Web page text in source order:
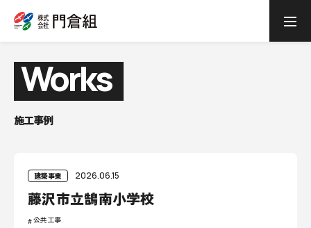
Works
施工事例
建築事業 2026.06.15
藤沢市立鵠南小学校
公共工事